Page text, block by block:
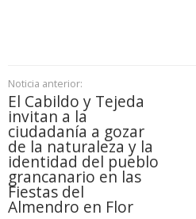
Noticia anterior:
El Cabildo y Tejeda
invitan a la
ciudadanía a gozar
de la naturaleza y la
identidad del pueblo
grancanario en las
Fiestas del
Almendro en Flor